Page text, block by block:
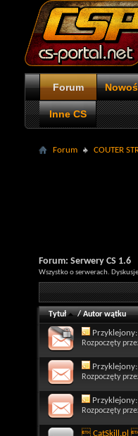
Forum
Inne CS
Forum COUTER
Forum: Serwery CS 1.6
Wszystko o serwerach.
Tytuł /Autor wątku
Przyklejony:
Rozpoczęty
Przyklejony:
Rozpoczęty
Przyklejony:
Rozpoczęty
 CatSkill.pl 